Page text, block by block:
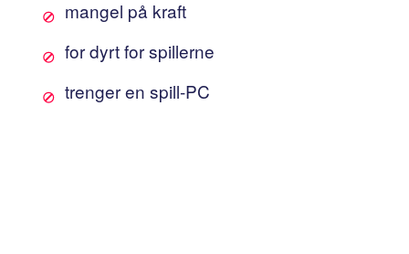
mangel på kraft
for dyrt for spillerne
trenger en spill-PC